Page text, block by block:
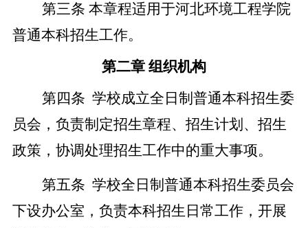
第三条 本章程适用于河北环境工程学院
普通本科招生工作。
第二章 组织机构
第四条 学校成立全日制普通本科招生委
员会，负责制定招生章程、招生计划、招生
政策，协调处理招生工作中的重大事项。
第五条 学校全日制普通本科招生委员会
下设办公室，负责本科招生日常工作，开展